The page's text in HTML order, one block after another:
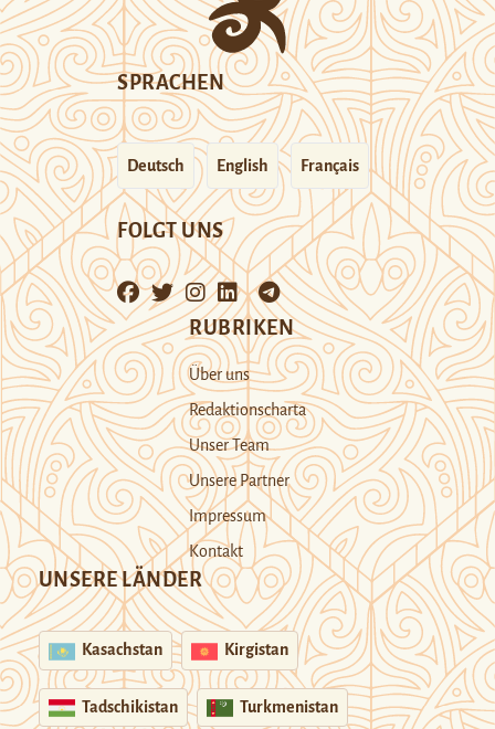
SPRACHEN
Deutsch English Français
FOLGT UNS
RUBRIKEN
Über uns
Redaktionscharta
Unser Team
Unsere Partner
Impressum
Kontakt
UNSERE LÄNDER
Kasachstan Kirgistan
Tadschikistan Turkmenistan